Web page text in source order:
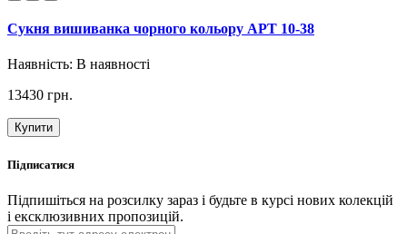
Сукня вишиванка чорного кольору АРТ 10-38
Наявність: В наявності
13430 грн.
Купити
Підписатися
Підпишіться на розсилку зараз і будьте в курсі нових колекцій
і ексклюзивних пропозицій.